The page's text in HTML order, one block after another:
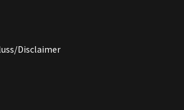
Disclaimer